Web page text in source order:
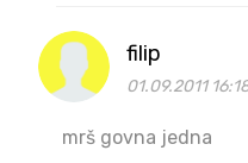
filip
01.09.2011
mrš govna jedna